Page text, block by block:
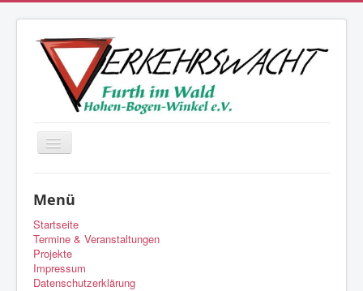
Navigation
an/aus
Menü
Startseite
Termine & Veranstaltungen
Projekte
Impressum
Datenschutzerklärung